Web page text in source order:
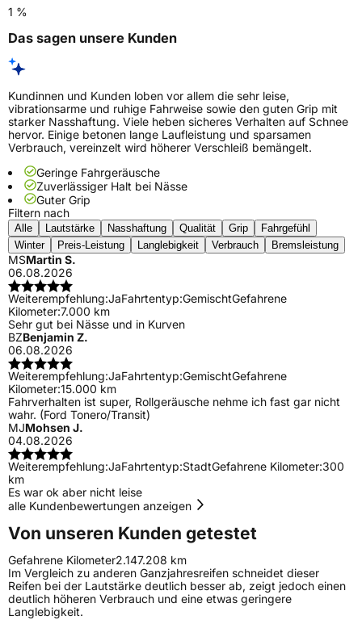
1 %
Das sagen unsere Kunden
Kundinnen und Kunden loben vor allem die sehr leise,
vibrationsarme und ruhige Fahrweise sowie den guten Grip mit
starker Nasshaftung. Viele heben sicheres Verhalten auf Schnee
hervor. Einige betonen lange Laufleistung und sparsamen
Verbrauch, vereinzelt wird höherer Verschleiß bemängelt.
Geringe Fahrgeräusche
Zuverlässiger Halt bei Nässe
Guter Grip
Filtern nach
Alle Lautstärke Nasshaftung Qualität Grip
Fahrgefühl
Winter
Preis-Leistung Langlebigkeit Verbrauch Bremsleistung
MSMartin S.
06.08.2026
Weiterempfehlung:JaFahrtentyp:GemischtGefahrene
Kilometer:7.000 km
Sehr gut bei Nässe und in Kurven
BZBenjamin Z.
06.08.2026
Weiterempfehlung:JaFahrtentyp:GemischtGefahrene
Kilometer:15.000 km
Fahrverhalten ist super, Rollgeräusche nehme ich fast gar nicht
wahr. (Ford Tonero/Transit)
MJMohsen J.
04.08.2026
Weiterempfehlung:JaFahrtentyp:StadtGefahrene Kilometer:300
km
Es war ok aber nicht leise
alle Kundenbewertungen anzeigen
Von unseren Kunden getestet
Gefahrene Kilometer2.147.208 km
Im Vergleich zu anderen Ganzjahresreifen schneidet dieser
Reifen bei der Lautstärke deutlich besser ab, zeigt jedoch einen
deutlich höheren Verbrauch und eine etwas geringere
Langlebigkeit.